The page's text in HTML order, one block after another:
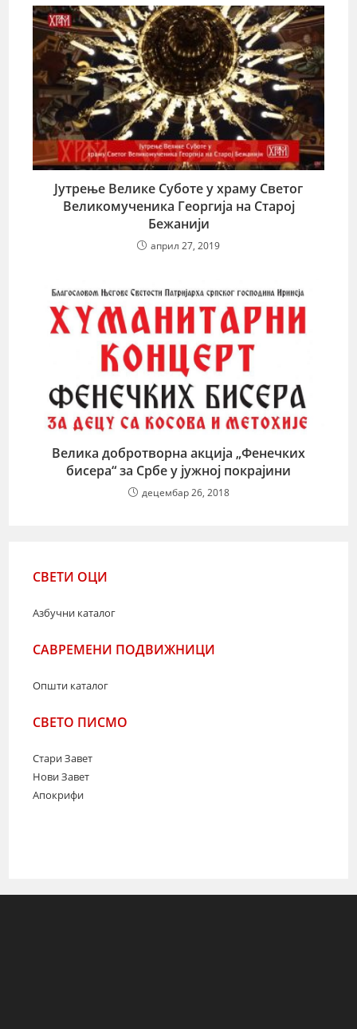
Јутрење Велике Суботе у храму Светог
Великомученика Георгија на Старој
Бежанији
април 27, 2019
Велика добротворна акција „Фенечких
бисера“ за Србе у јужној покрајини
децембар 26, 2018
СВЕТИ ОЦИ
Азбучни каталог
САВРЕМЕНИ ПОДВИЖНИЦИ
Општи каталог
СВЕТО ПИСМО
Стари Завет
Нови Завет
Апокрифи